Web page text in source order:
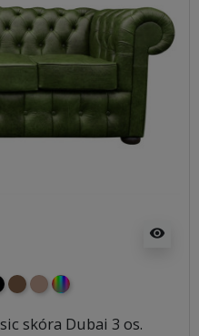
visibility
brązowy
jasnobrązowy
wybór koloru
skóra Dubai 3 os.